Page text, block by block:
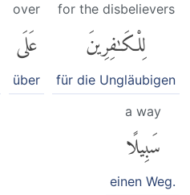
for the disbelievers
لِلْكَٰفِرِينَ
für die Ungläubigen
over
عَلَى
über
a way
سَبِيلًا
einen Weg.